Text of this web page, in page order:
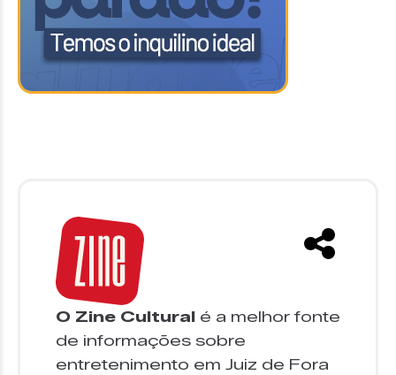
O Zine Cultural é a melhor fonte
de informações sobre
entretenimento em Juiz de Fora